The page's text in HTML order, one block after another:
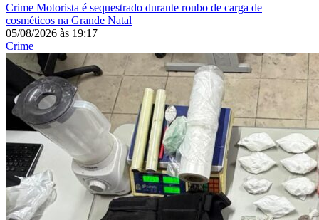
Crime Motorista é sequestrado durante roubo de carga de
cosméticos na Grande Natal
05/08/2026 às 19:17
Crime